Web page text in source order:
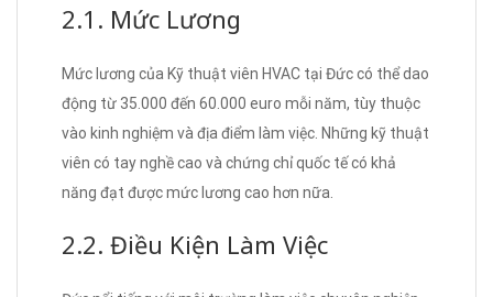
2.1. Mức Lương
Mức lương của Kỹ thuật viên HVAC tại Đức có thể dao
động từ 35.000 đến 60.000 euro mỗi năm, tùy thuộc
vào kinh nghiệm và địa điểm làm việc. Những kỹ thuật
viên có tay nghề cao và chứng chỉ quốc tế có khả
năng đạt được mức lương cao hơn nữa.
2.2. Điều Kiện Làm Việc